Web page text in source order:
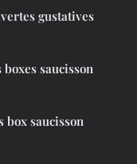
gustatives
saucisson
box saucisson